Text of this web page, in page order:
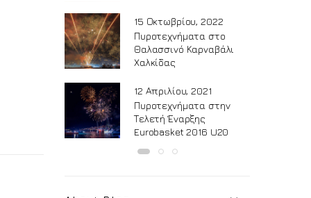
15 Οκτωβρίου, 2022
Πυροτεχνήματα στο
Θαλασσινό Καρναβάλι
Χαλκίδας
12 Απριλίου, 2021
Πυροτεχνήματα στην
Τελετή Έναρξης
Eurobasket 2016 U20